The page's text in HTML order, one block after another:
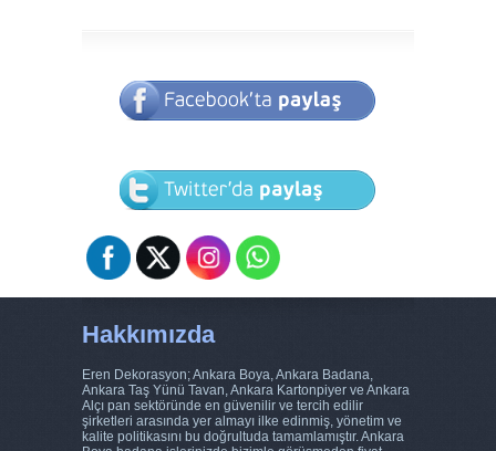
Hakkımızda
Eren Dekorasyon; Ankara Boya, Ankara Badana,
Ankara Taş Yünü Tavan, Ankara Kartonpiyer ve Ankara
Alçı pan sektöründe en güvenilir ve tercih edilir
şirketleri arasında yer almayı ilke edinmiş, yönetim ve
kalite politikasını bu doğrultuda tamamlamıştır. Ankara